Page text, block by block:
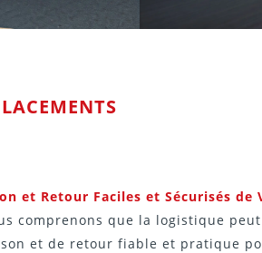
et Retour Faciles et Sécurisés
comprenons que la logistique
et de retour fiable et pratique